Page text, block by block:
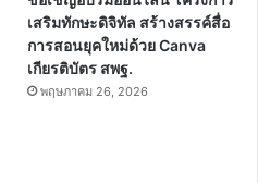
เสริมทักษะดิจิทัล สร้างสรรค์สื่อ
การสอนยุคใหม่ด้วย Canva
เกียรติบัตร สพฐ.
พฤษภาคม 26, 2026